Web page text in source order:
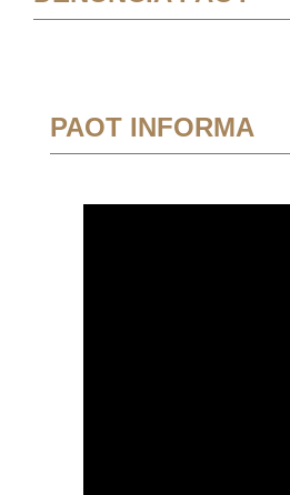
PAOT INFORMA